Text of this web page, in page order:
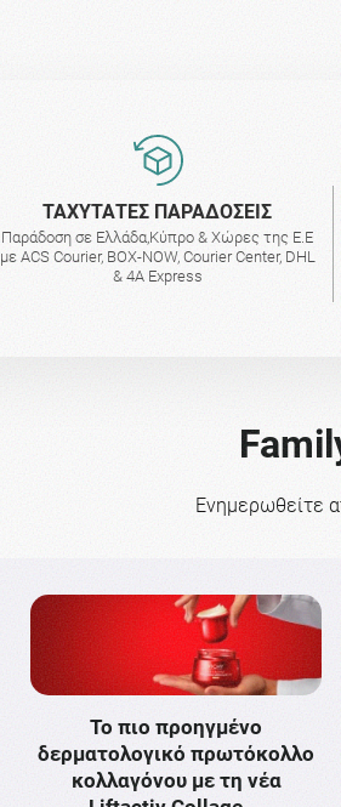
ΤΑΧΥΤΑΤΕΣ ΠΑΡΑΔΟΣΕΙΣ
Παράδοση σε Ελλάδα,Κύπρο & Χώρες της Ε.Ε
με ACS Courier, BOX-NOW, Courier Center, DHL
& 4A Express
Ενημερωθείτε
Το πιο προηγμένο
δερματολογικό πρωτόκολλο
κολλαγόνου με τη νέα